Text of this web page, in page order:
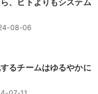
、ヒトよりもシステム
08-06
るチームはゆるやかに